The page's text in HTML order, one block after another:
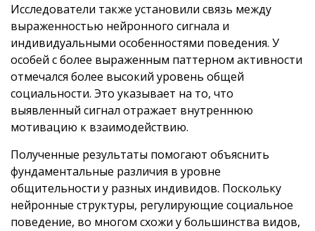
Исследователи также установили связь между
выраженностью нейронного сигнала и
индивидуальными особенностями поведения. У
особей с более выраженным паттерном активности
отмечался более высокий уровень общей
социальности. Это указывает на то, что
выявленный сигнал отражает внутреннюю
мотивацию к взаимодействию.
Полученные результаты помогают объяснить
фундаментальные различия в уровне
общительности у разных индивидов. Поскольку
нейронные структуры, регулирующие социальное
поведение, во многом схожи у большинства видов,